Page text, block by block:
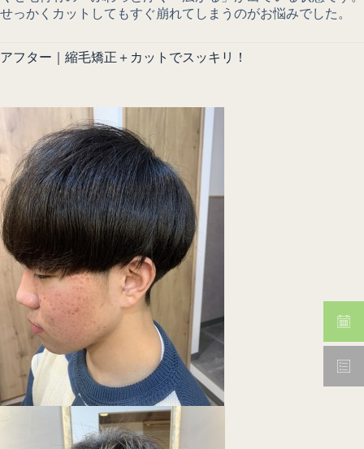
せっかくカットしてもすぐ崩れてしまうのがお悩みでした。
アフター｜縮毛矯正＋カットでスッキリ！